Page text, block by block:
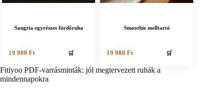
Sangria egyrészes fürdőruha
19 980 Ft 🛒
Smoothie melltartó
19 980 Ft
🛒
Fitiyoo PDF-varrásminták: jól megtervezett ruhák a
mindennapokra